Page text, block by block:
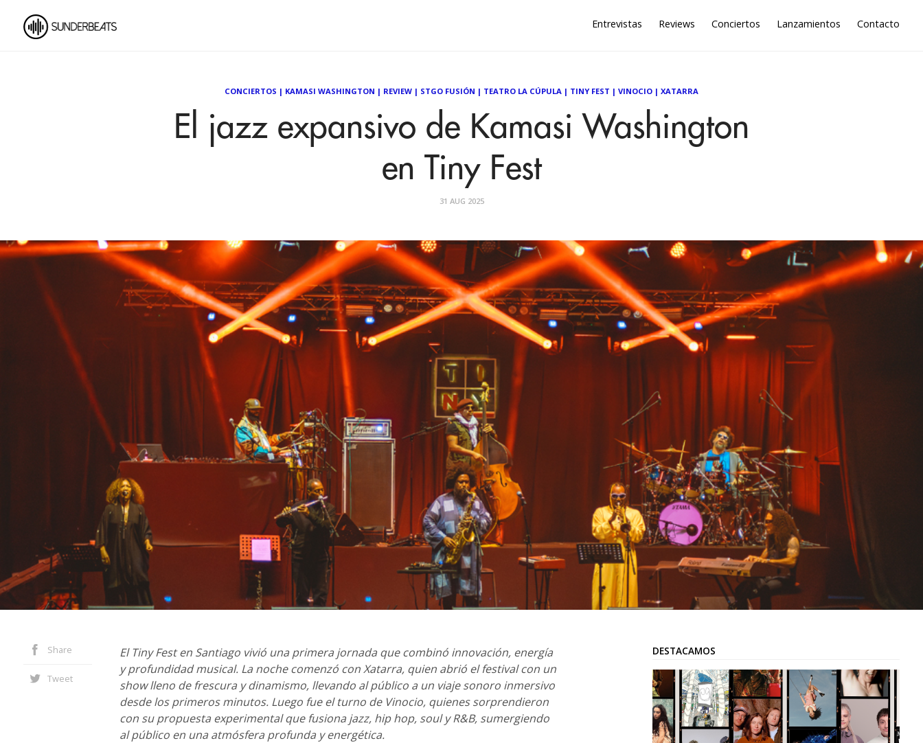
Entrevistas Reviews Conciertos Lanzamientos Contacto
CONCIERTOS | KAMASI WASHINGTON | REVIEW | STGO FUSIÓN | TEATRO LA CÚPULA | TINY FEST | VINOCIO | XATARRA
El jazz expansivo de Kamasi Washington
en Tiny Fest
31 AUG 2025
Share
Tweet
El Tiny Fest en Santiago vivió una primera jornada que combinó innovación, energía
y profundidad musical. La noche comenzó con Xatarra, quien abrió el festival con un
show lleno de frescura y dinamismo, llevando al público a un viaje sonoro inmersivo
desde los primeros minutos. Luego fue el turno de Vinocio, quienes sorprendieron
con su propuesta experimental que fusiona jazz, hip hop, soul y R&B, sumergiendo
al público en una atmósfera profunda y energética.
DESTACAMOS